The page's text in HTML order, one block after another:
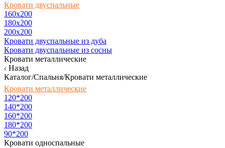
Кровати двуспальные
160х200
180x200
200x200
Кровати двуспальные из дуба
Кровати двуспальные из сосны
Кровати металлические
Назад
Каталог/Спальня/Кровати металлические
Кровати металлические
120*200
140*200
160*200
180*200
90*200
Кровати односпальные